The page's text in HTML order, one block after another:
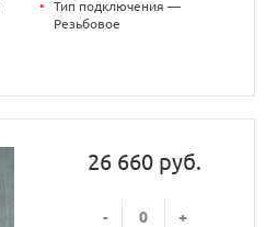
•
Тип подключения —
Резьбовое
26 660 руб.
- +